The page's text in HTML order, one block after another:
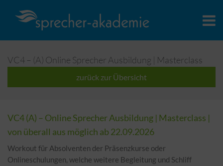
VC4 – (A) Online Sprecher Ausbildung | Masterclass
zurück zur Übersicht
VC4 (A) – Online Sprecher Ausbildung | Masterclass |
von überall aus möglich ab 22.09.2026
Workout für Absolventen der Präsenzkurse oder
Onlineschulungen, welche weitere Begleitung und Schliff